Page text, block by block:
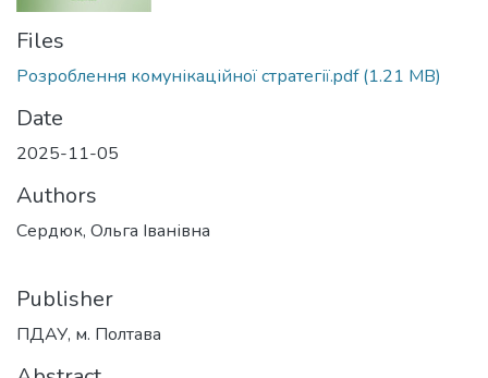
Files
Розроблення комунікаційної стратегії.pdf(1.21 MB)
Date
2025-11-05
Authors
Сердюк, Ольга Іванівна
Publisher
ПДАУ, м. Полтава